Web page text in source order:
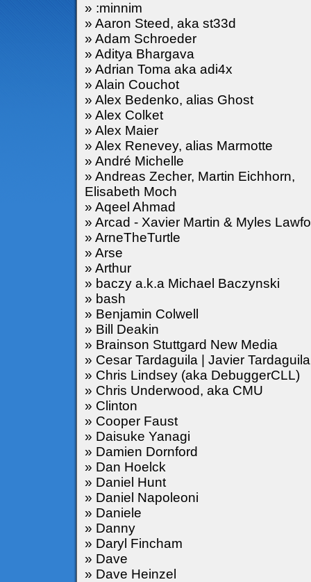
» :minnim
» Aaron Steed, aka st33d
» Adam Schroeder
» Aditya Bhargava
» Adrian Toma aka adi4x
» Alain Couchot
» Alex Bedenko, alias Ghost
» Alex Colket
» Alex Maier
» Alex Renevey, alias Marmotte
» André Michelle
» Andreas Zecher, Martin Eichhorn,
Elisabeth Moch
» Aqeel Ahmad
» Arcad - Xavier Martin & Myles
» ArneTheTurtle
» Arse
» Arthur
» baczy a.k.a Michael Baczynski
» bash
» Benjamin Colwell
» Bill Deakin
» Brainson Stuttgard New Media
» Cesar Tardaguila | Javier Tardaguila
» Chris Lindsey (aka DebuggerCLL)
» Chris Underwood, aka CMU
» Clinton
» Cooper Faust
» Daisuke Yanagi
» Damien Dornford
» Dan Hoelck
» Daniel Hunt
» Daniel Napoleoni
» Daniele
» Danny
» Daryl Fincham
» Dave
» Dave Heinzel